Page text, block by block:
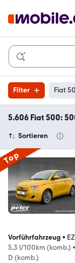
Filter Fiat
5.606 Fiat 500:
Sortieren
Top
Vorführfahrzeug •
5,3 l/100km (komb.) •
D (komb.)